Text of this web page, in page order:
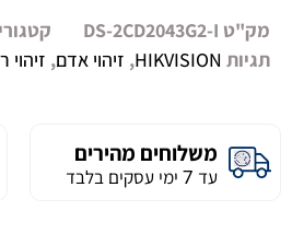
מק"ט DS-2CD2043G2-I
תגיות HIKVISION
, זיהוי אדם, זיהוי
משלוחים מהירים
עד 7 ימי עסקים בלבד